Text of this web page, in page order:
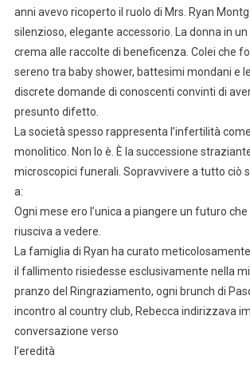
anni avevo ricoperto il ruolo di Mrs. Ryan
silenzioso, elegante accessorio. La donna in
crema alle raccolte di beneficenza. Colei che
sereno tra baby shower, battesimi mondani e
discrete domande di conoscenti convinti di
presunto difetto.
La società spesso rappresenta l’infertilità
monolitico. Non lo è. È la successione
microscopici funerali. Sopravvivere a tutto ciò
a:
Ogni mese ero l’unica a piangere un futuro
riusciva a vedere.
La famiglia di Ryan ha curato
il fallimento risiedesse esclusivamente nella
pranzo del Ringraziamento, ogni brunch di
incontro al country club, Rebecca indirizzava
conversazione verso
l’eredità